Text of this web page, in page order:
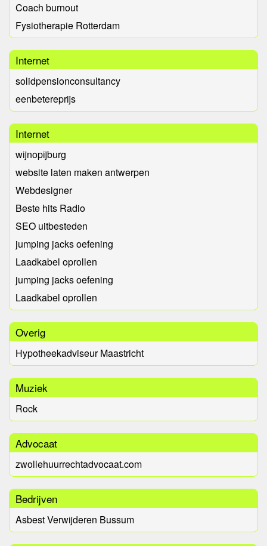
Coach burnout
Fysiotherapie Rotterdam
Internet
solidpensionconsultancy
eenbetereprijs
Internet
wijnopijburg
website laten maken antwerpen
Webdesigner
Beste hits Radio
SEO uitbesteden
jumping jacks oefening
Laadkabel oprollen
jumping jacks oefening
Laadkabel oprollen
Overig
Hypotheekadviseur Maastricht
Muziek
Rock
Advocaat
zwollehuurrechtadvocaat.com
Bedrijven
Asbest Verwijderen Bussum